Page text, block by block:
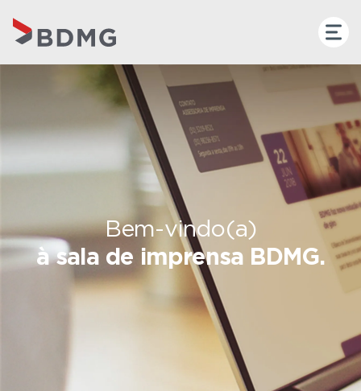
Bem-vindo(a)
à sala de imprensa BDMG.